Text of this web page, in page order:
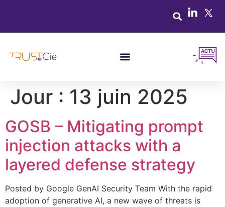
Jour : 13 juin 2025
GOSB – Mitigating prompt
injection attacks with a
layered defense strategy
Posted by Google GenAI Security Team With the rapid
adoption of generative AI, a new wave of threats is